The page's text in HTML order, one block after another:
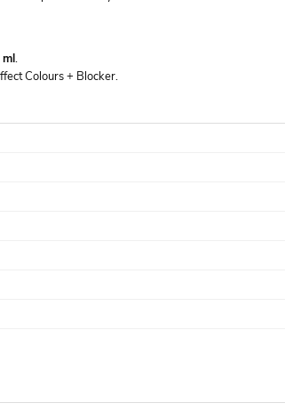
.
Colours + Blocker.